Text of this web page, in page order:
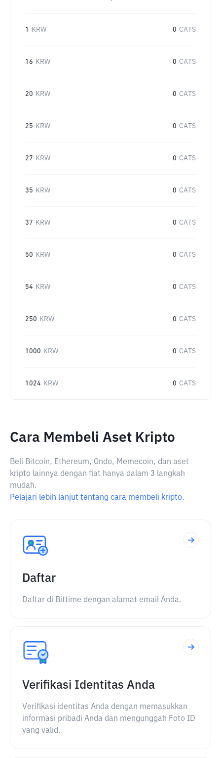
1 KRW 0 CATS
16 KRW 0 CATS
20 KRW 0 CATS
25 KRW 0 CATS
27 KRW 0 CATS
35 KRW 0 CATS
37 KRW 0 CATS
50 KRW 0 CATS
54 KRW 0 CATS
250 KRW 0 CATS
1000 KRW 0 CATS
1024 KRW 0 CATS
Cara Membeli Aset Kripto
Beli Bitcoin, Ethereum, Ondo, Memecoin, dan aset
kripto lainnya dengan fiat hanya dalam 3 langkah
mudah.
Pelajari lebih lanjut tentang cara membeli kripto.
Daftar
Daftar di Bittime dengan alamat email Anda.
Verifikasi Identitas Anda
Verifikasi identitas Anda dengan memasukkan
informasi pribadi Anda dan mengunggah Foto ID
yang valid.